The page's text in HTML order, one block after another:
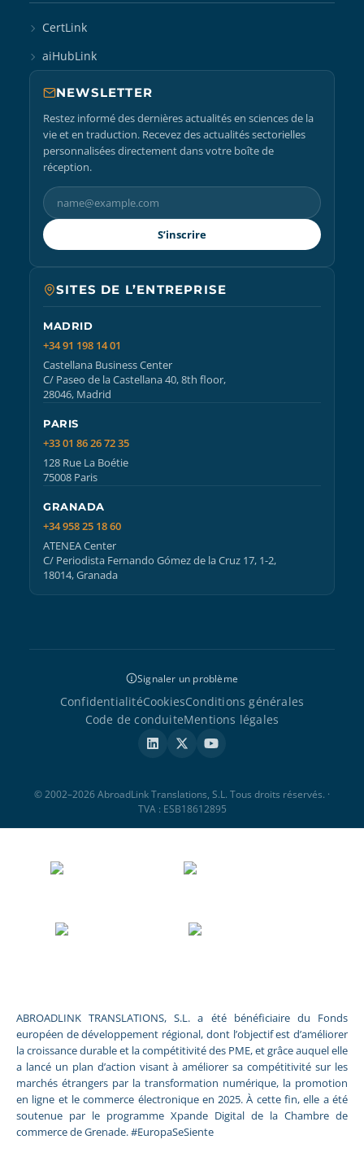
CertLink
aiHubLink
NEWSLETTER
Restez informé des dernières actualités en sciences de la
vie et en traduction. Recevez des actualités sectorielles
personnalisées directement dans votre boîte de
réception.
S’inscrire
SITES DE L’ENTREPRISE
MADRID
+34 91 198 14 01
Castellana Business Center
C/ Paseo de la Castellana 40, 8th floor,
28046, Madrid
PARIS
+33 01 86 26 72 35
128 Rue La Boétie
75008 Paris
GRANADA
+34 958 25 18 60
ATENEA Center
C/ Periodista Fernando Gómez de la Cruz 17, 1-2,
18014, Granada
Signaler un problème
ConfidentialitéCookiesConditions générales
Code de conduiteMentions légales
© 2002–2026 AbroadLink Translations, S.L. Tous droits réservés. ·
TVA : ESB18612895
ABROADLINK TRANSLATIONS, S.L. a été bénéficiaire du Fonds
européen de développement régional, dont l’objectif est d’améliorer
la croissance durable et la compétitivité des PME, et grâce auquel elle
a lancé un plan d’action visant à améliorer sa compétitivité sur les
marchés étrangers par la transformation numérique, la promotion
en ligne et le commerce électronique en 2025. À cette fin, elle a été
soutenue par le programme Xpande Digital de la Chambre de
commerce de Grenade. #EuropaSeSiente